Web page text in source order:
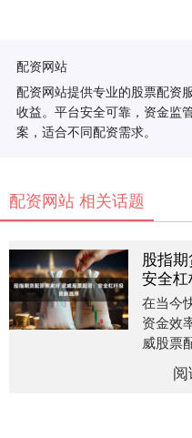
配资网站
配资网站提供专业的股票配资
收益。平台安全可靠，资金监
案，适合不同配资需求。
配资网站 相关话题
股指
安全
在当今
资金效
威股票
股指
资者阅